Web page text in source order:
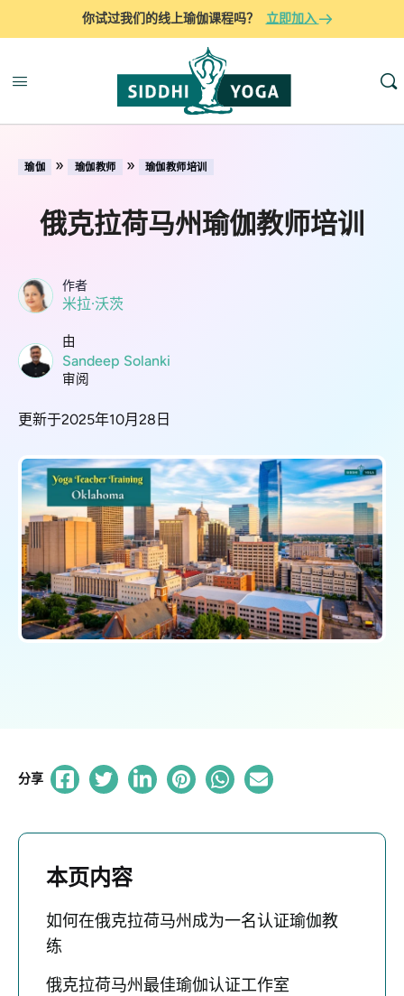
你试过我们的线上瑜伽课程吗？ 立即加入
瑜伽 » 瑜伽教师 » 瑜伽教师培训
俄克拉荷马州瑜伽教师培训
作者
米拉·沃茨
由
Sandeep Solanki
审阅
更新于2025年10月28日
分享
本页内容
如何在俄克拉荷马州成为一名认证瑜伽教
练
俄克拉荷马州最佳瑜伽认证工作室